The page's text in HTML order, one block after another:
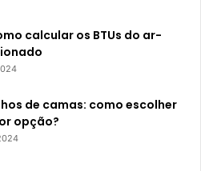
calcular os BTUs do ar-
de camas: como escolher
opção?